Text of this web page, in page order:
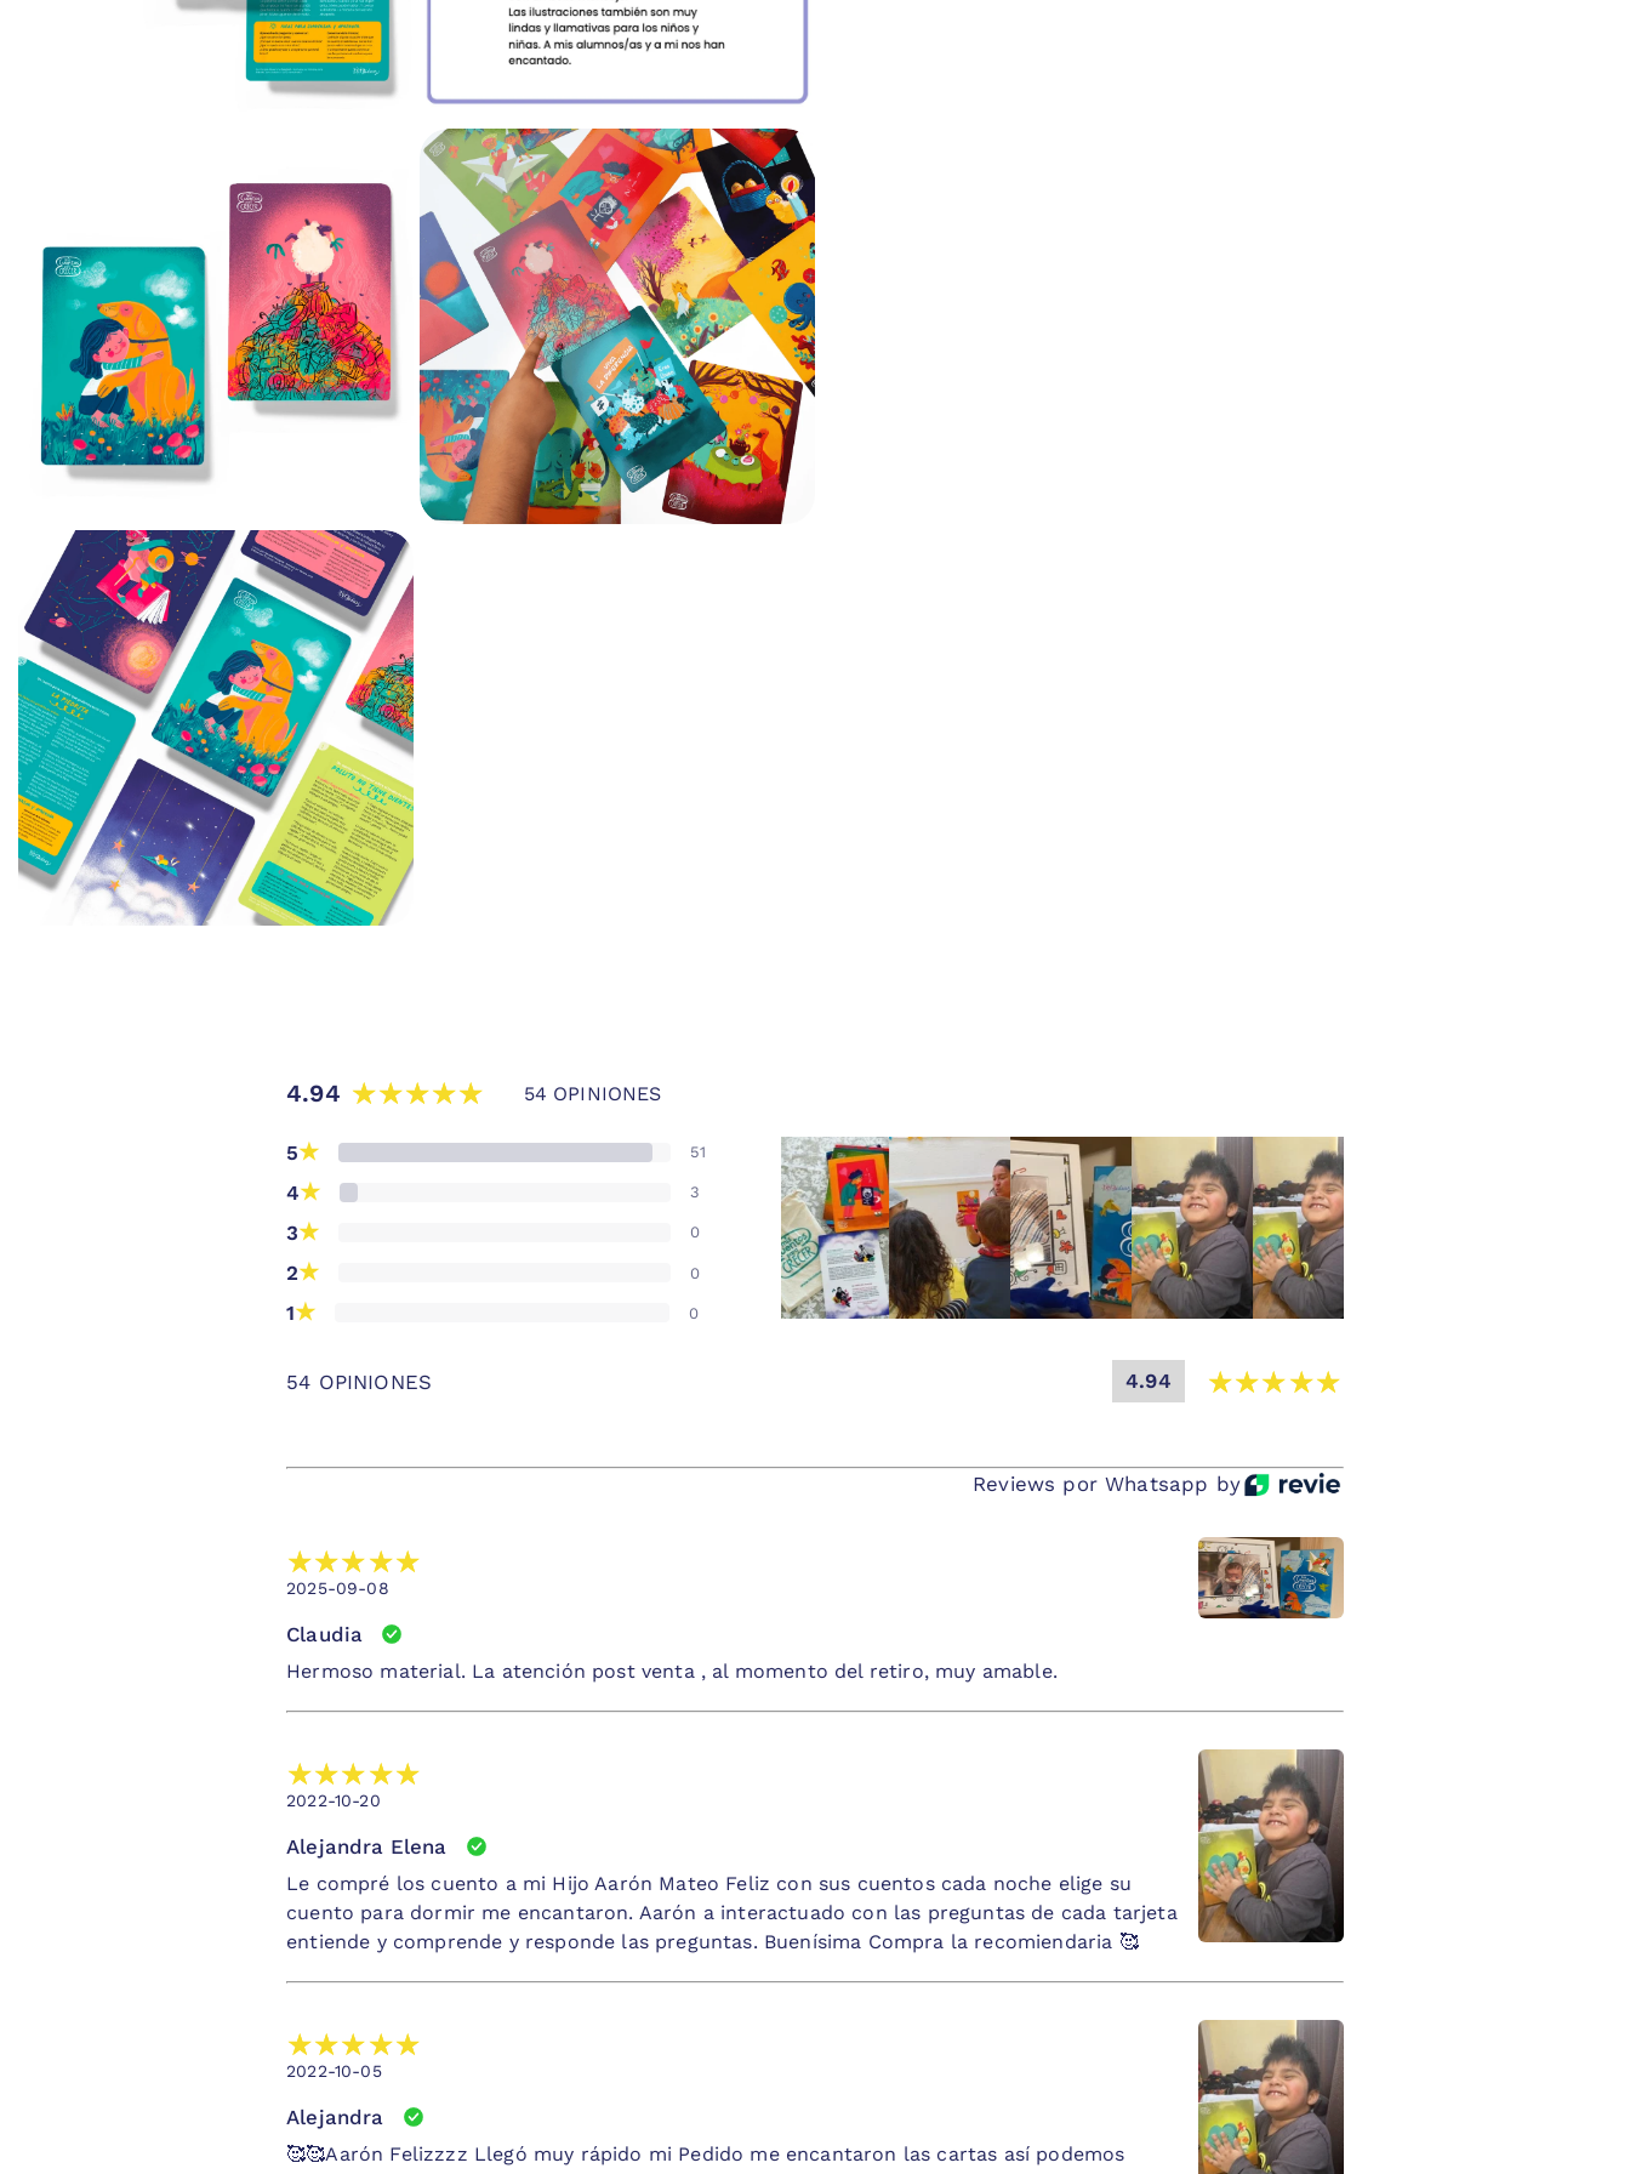
4.94 54 OPINIONES
5★ 51
4★ 3
3★ 0
2★ 0
1★ 0
54 OPINIONES 4.94
Reviews por Whatsapp by
2025-09-08
Claudia
Hermoso material. La atención post venta , al momento del retiro, muy amable.
2022-10-20
Alejandra Elena
Le compré los cuento a mi Hijo Aarón Mateo Feliz con sus cuentos cada noche elige su
cuento para dormir me encantaron. Aarón a interactuado con las preguntas de cada tarjeta
entiende y comprende y responde las preguntas. Buenísima Compra la recomiendaria 🥰
2022-10-05
Alejandra
🥰🥰Aarón Felizzzz Llegó muy rápido mi Pedido me encantaron las cartas así podemos